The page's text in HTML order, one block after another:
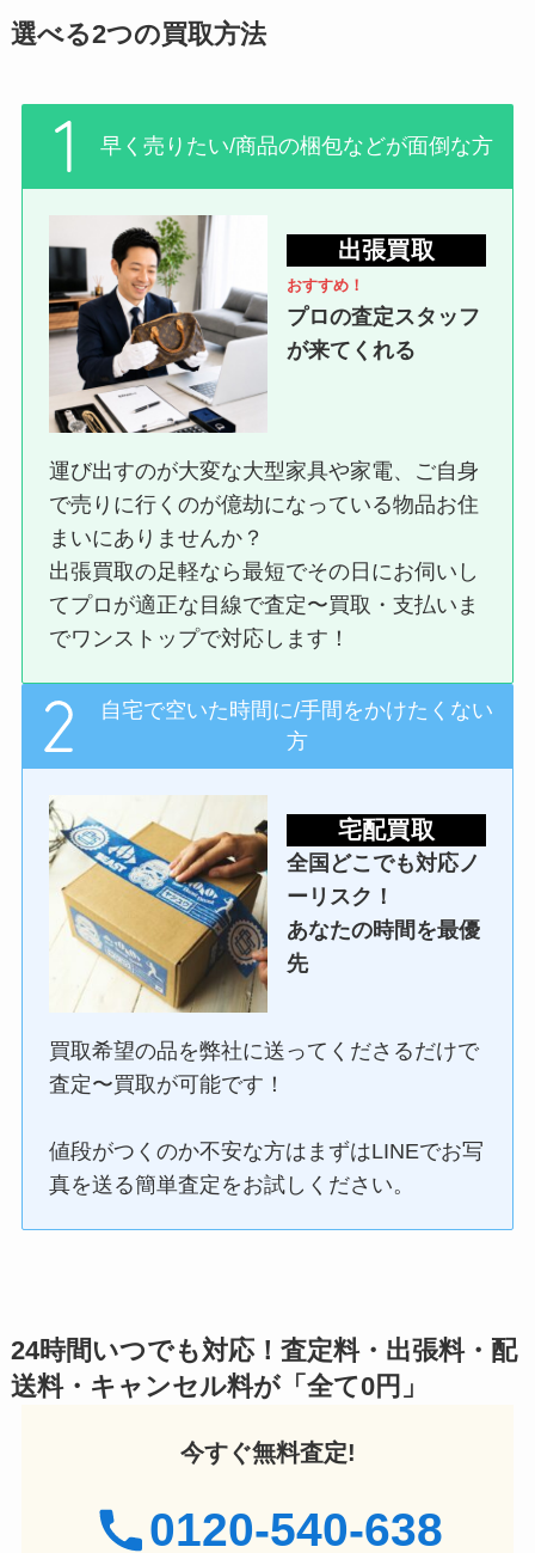
選べる2つの買取方法
早く売りたい/商品の梱包などが面倒な方
出張買取
おすすめ！
プロの査定スタッフ
が来てくれる
運び出すのが大変な大型家具や家電、ご自身
で売りに行くのが億劫になっている物品お住
まいにありませんか？
出張買取の足軽なら最短でその日にお伺いし
てプロが適正な目線で査定〜買取・支払いま
でワンストップで対応します！
自宅で空いた時間に/手間をかけたくない
方
宅配買取
全国どこでも対応ノ
ーリスク！
あなたの時間を最優
先
買取希望の品を弊社に送ってくださるだけで
査定〜買取が可能です！
値段がつくのか不安な方はまずはLINEでお写
真を送る簡単査定をお試しください。
24時間いつでも対応！査定料・出張料・配
送料・キャンセル料が「全て0円」
今すぐ無料査定!
0120-540-638